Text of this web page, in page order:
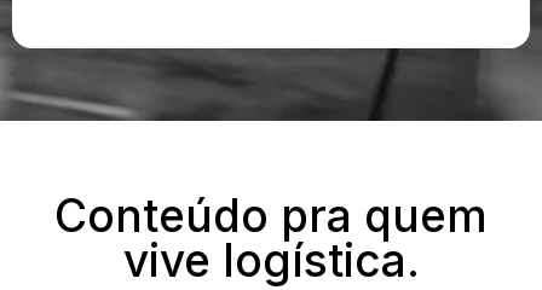
Conteúdo pra quem
vive logística.